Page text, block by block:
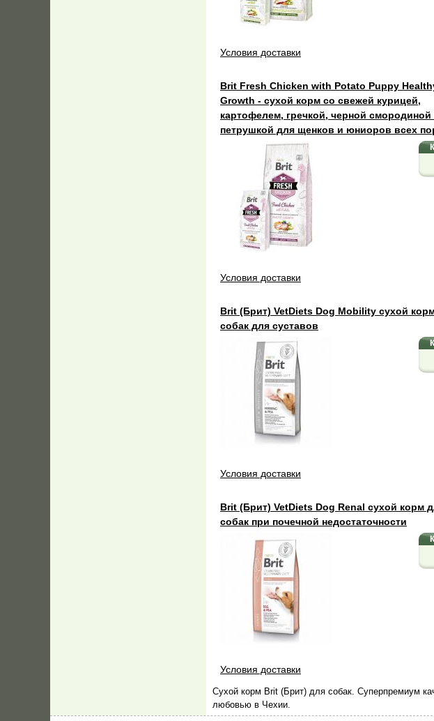
Условия доставки
Brit Fresh Chicken with Potato Puppy
Growth - сухой корм со свежей курицей,
картофелем, гречкой, черной смородиной
петрушкой для щенков и юниоров всех
Условия доставки
Brit (Брит) VetDiets Dog Mobility сухой
собак для суставов
Условия доставки
Brit (Брит) VetDiets Dog Renal сухой корм
собак при почечной недостаточности
Условия доставки
Сухой корм Brit (Брит) для собак. Суперпремиум
любовью в Чехии.